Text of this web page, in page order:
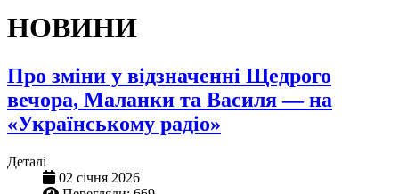
НОВИНИ
Про зміни у відзначенні Щедрого
вечора, Маланки та Василя — на
«Українському радіо»
Деталі
02 січня 2026